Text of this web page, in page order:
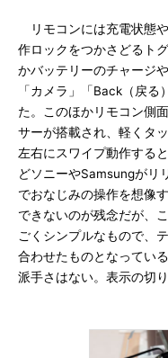
リモコンには充電状態
作ロックをつかさどるト
かバッテリーのチャージ
「カメラ」「Back（戻
た。このほかリモコン側
サーが搭載され、軽くタ
左右にスワイプ動作する
どソニーやSamsungがリ
でおなじみの操作を想像
できないのが残念だが、
ごくシンプルなもので、
合わせたものとなってい
派手さはない。表示の切